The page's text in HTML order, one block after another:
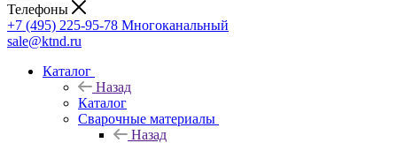
Телефоны
+7 (495) 225-95-78 Многоканальный
sale@ktnd.ru
Каталог
Назад
Каталог
Сварочные материалы
Назад